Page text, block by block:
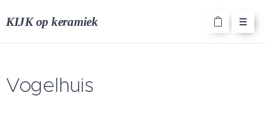
KIJK op keramiek
Vogelhuis